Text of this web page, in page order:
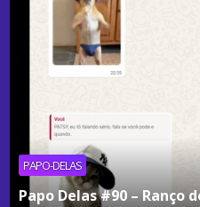
PAPO-DELAS
Papo Delas #90 – Ranço